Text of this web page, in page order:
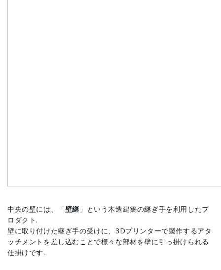
中央の壁には、「壁継 」という木造建築の継ぎ手を利用したプ
ロダクト.
壁に取り付けた継ぎ手の受けに、3Dプリンターで製作するアタ
ッチメントを差し込むことで様々な部材を壁に引っ掛けられる
仕掛けです.